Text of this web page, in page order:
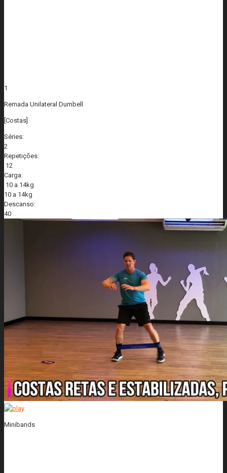
1
Remada Unilateral Dumbell
[Costas]
Séries:
2
Repetições:
12
Carga:
10 a 14kg
10 a 14kg
Descanso:
40
Minibands